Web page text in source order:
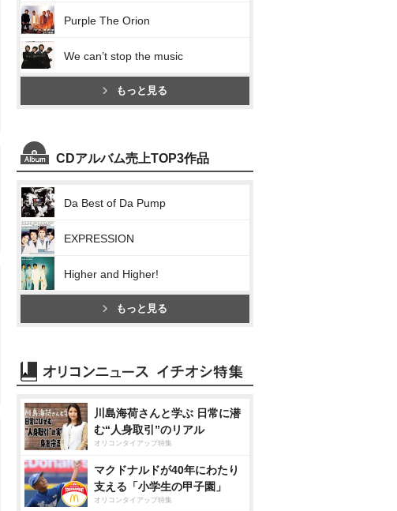
Purple The Orion
We can’t stop the music
もっと見る
CDアルバム売上TOP3作品
Da Best of Da Pump
EXPRESSION
Higher and Higher!
もっと見る
川島海荷さんと学ぶ 日常に潜
む“人身取引”のリアル
オリコンタイアップ特集
マクドナルドが40年にわたり
支える「小学生の甲子園」
オリコンタイアップ特集